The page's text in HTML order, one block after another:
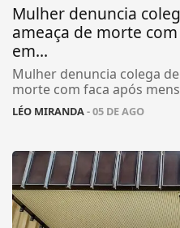
Mulher denuncia
ameaça de morte
em...
Mulher denuncia colega
morte com faca após
LÉO MIRANDA- 05 DE AGO